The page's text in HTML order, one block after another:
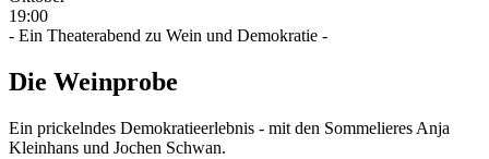
19:00
- Ein Theaterabend zu Wein und Demokratie -
Die Weinprobe
Ein prickelndes Demokratieerlebnis - mit den Sommelieres Anja
Kleinhans und Jochen Schwan.